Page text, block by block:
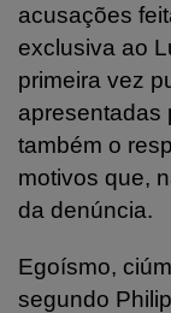
acusações
exclusiva ao
primeira vez
apresentadas
também o
motivos que,
da denúncia.
Egoísmo,
segundo